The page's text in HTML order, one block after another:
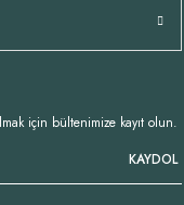
için bültenimize kayıt olun.
KAYDOL